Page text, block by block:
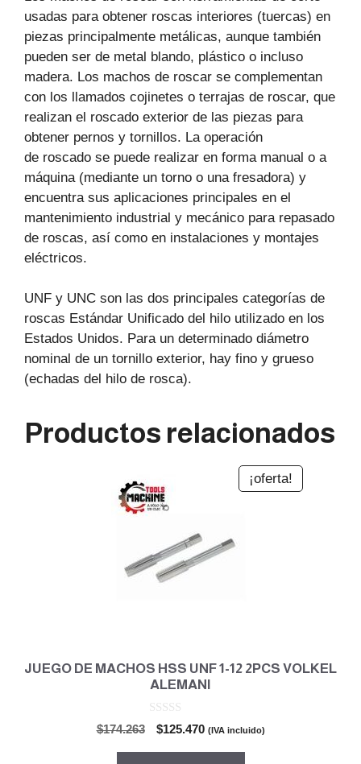
usadas para obtener roscas interiores (tuercas) en
piezas principalmente metálicas, aunque también
pueden ser de metal blando, plástico o incluso
madera. Los machos de roscar se complementan
con los llamados cojinetes o terrajas de roscar, que
realizan el roscado exterior de las piezas para
obtener pernos y tornillos. La operación
de roscado se puede realizar en forma manual o a
máquina (mediante un torno o una fresadora) y
encuentra sus aplicaciones principales en el
mantenimiento industrial y mecánico para repasado
de roscas, así como en instalaciones y montajes
eléctricos.
UNF y UNC son las dos principales categorías de
roscas Estándar Unificado del hilo utilizado en los
Estados Unidos. Para un determinado diámetro
nominal de un tornillo exterior, hay fino y grueso
(echadas del hilo de rosca).
Productos relacionados
¡oferta!
JUEGO DE MACHOS HSS UNF 1-12 2PCS VOLKEL
ALEMANI
$174.263
El
$125.470El(IVA incluido)